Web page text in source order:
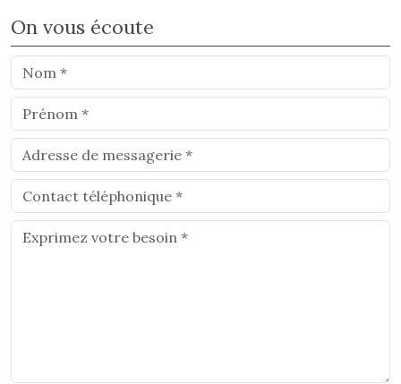
On vous écoute